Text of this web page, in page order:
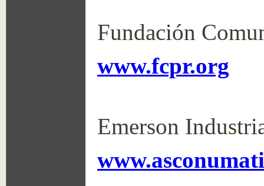
Fundación
www.fcpr.org
Emerson